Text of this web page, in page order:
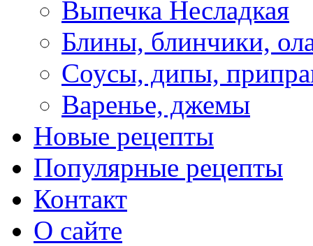
Выпечка Несладкая
Блины, блинчики,
Соусы, дипы,
Варенье, джемы
Новые рецепты
Популярные рецепты
Контакт
О сайте